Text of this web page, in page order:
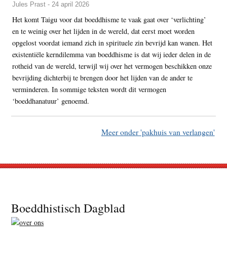
Jules Prast - 24 april 2026
Het komt Taigu voor dat boeddhisme te vaak gaat over ‘verlichting’
en te weinig over het lijden in de wereld, dat eerst moet worden
opgelost voordat iemand zich in spirituele zin bevrijd kan wanen. Het
existentiële kerndilemma van boeddhisme is dat wij ieder delen in de
rotheid van de wereld, terwijl wij over het vermogen beschikken onze
bevrijding dichterbij te brengen door het lijden van de ander te
verminderen. In sommige teksten wordt dit vermogen
‘boeddhanatuur’ genoemd.
Meer onder 'pakhuis van verlangen'
Footer
Boeddhistisch Dagblad